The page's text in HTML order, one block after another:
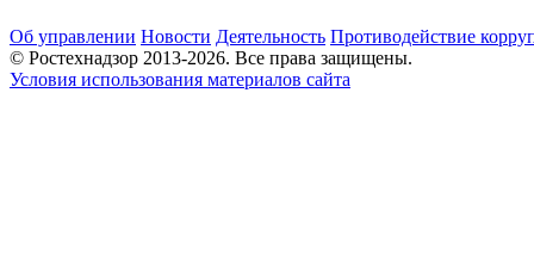
Об управлении Новости Деятельность Противодействие
© Ростехнадзор 2013-2026. Все права защищены.
Условия использования материалов сайта